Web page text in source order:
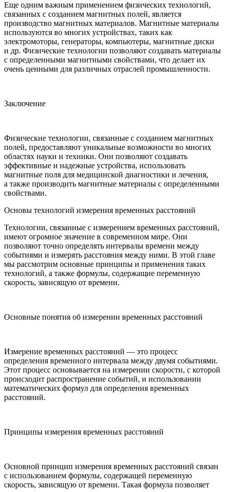
Еще одним важным применением физических технологий,
связанных с созданием магнитных полей, является
производство магнитных материалов. Магнитные материалы
используются во многих устройствах, таких как
электромоторы, генераторы, компьютеры, магнитные диски
и др. Физические технологии позволяют создавать материалы
с определенными магнитными свойствами, что делает их
очень ценными для различных отраслей промышленности.
Заключение
Физические технологии, связанные с созданием магнитных
полей, предоставляют уникальные возможности во многих
областях науки и техники. Они позволяют создавать
эффективные и надежные устройства, использовать
магнитные поля для медицинской диагностики и лечения,
а также производить магнитные материалы с определенными
свойствами.
Основы технологий измерения временных расстояний
Технологии, связанные с измерением временных расстояний,
имеют огромное значение в современном мире. Они
позволяют точно определять интервалы времени между
событиями и измерять расстояния между ними. В этой главе
мы рассмотрим основные принципы и применения таких
технологий, а также формулы, содержащие переменную
скорость, зависящую от времени.
Основные понятия об измерении временных расстояний
Измерение временных расстояний — это процесс
определения временного интервала между двумя событиями.
Этот процесс основывается на измерении скорости, с которой
происходит распространение событий, и использовании
математических формул для определения временных
расстояний.
Принципы измерения временных расстояний
Основной принцип измерения временных расстояний связан
с использованием формулы, содержащей переменную
скорость, зависящую от времени. Такая формула позволяет